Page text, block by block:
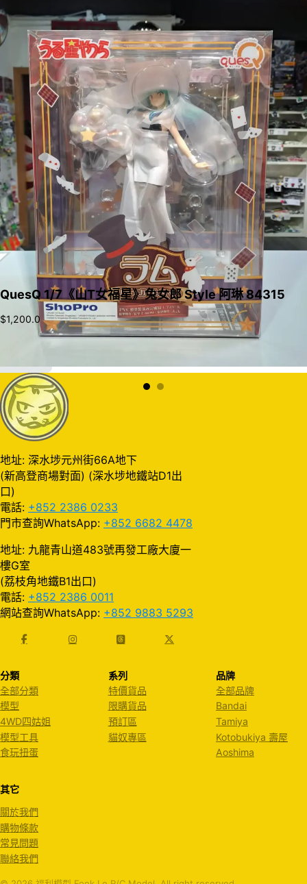
QuesQ 1/7《山T女福星》兔女郎 Style 阿琳 84315
$1,200.0
地址: 深水埗元州街66A地下
(新高登商場對面) (深水埗地鐵站D1出
口)
電話: +852 2386 0233
門市查詢WhatsApp: +852 6682 4478
地址: 九龍青山道483號再發工廠大廈一
樓G室
(荔枝角地鐵B1出口)
電話: +852 2386 0011
網站查詢WhatsApp: +852 9883 5293
分類
全部分類
模型
4WD四姑姐
模型工具
食玩扭蛋
系列
特價貨品
限購貨品
預訂區
貓奴專區
品牌
全部品牌
Bandai
Tamiya
Kotobukiya 壽屋
Aoshima
其它
關於我們
購物條款
常見問題
聯絡我們